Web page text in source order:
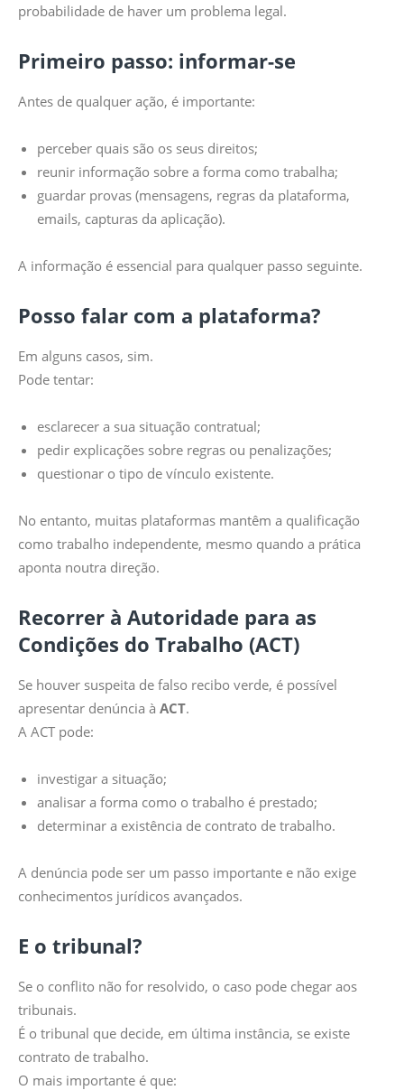
probabilidade de haver um problema legal.
Primeiro passo: informar-se
Antes de qualquer ação, é importante:
perceber quais são os seus direitos;
reunir informação sobre a forma como trabalha;
guardar provas (mensagens, regras da plataforma,
emails, capturas da aplicação).
A informação é essencial para qualquer passo seguinte.
Posso falar com a plataforma?
Em alguns casos, sim.
Pode tentar:
esclarecer a sua situação contratual;
pedir explicações sobre regras ou penalizações;
questionar o tipo de vínculo existente.
No entanto, muitas plataformas mantêm a qualificação
como trabalho independente, mesmo quando a prática
aponta noutra direção.
Recorrer à Autoridade para as
Condições do Trabalho (ACT)
Se houver suspeita de falso recibo verde, é possível
apresentar denúncia à ACT.
A ACT pode:
investigar a situação;
analisar a forma como o trabalho é prestado;
determinar a existência de contrato de trabalho.
A denúncia pode ser um passo importante e não exige
conhecimentos jurídicos avançados.
E o tribunal?
Se o conflito não for resolvido, o caso pode chegar aos
tribunais.
É o tribunal que decide, em última instância, se existe
contrato de trabalho.
O mais importante é que: